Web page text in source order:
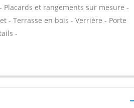
et rangements sur mesure -
- Terrasse en bois - Verrière - Porte
-